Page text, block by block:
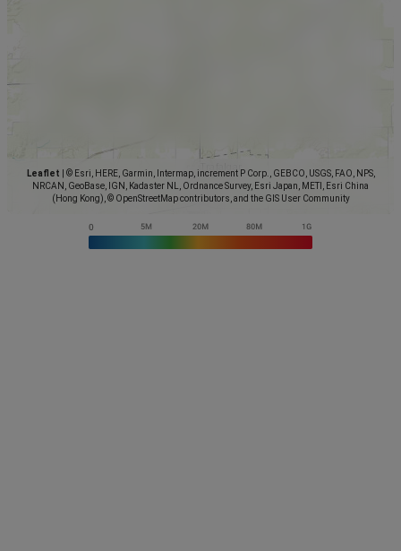
Leaflet
© Esri, HERE, Garmin, Intermap, increment P Corp., GEBCO, USGS, FAO, NPS,
NRCAN, GeoBase, IGN, Kadaster NL, Ordnance Survey, Esri Japan, METI, Esri China
(Hong Kong), © OpenStreetMap contributors, and the GIS User Community